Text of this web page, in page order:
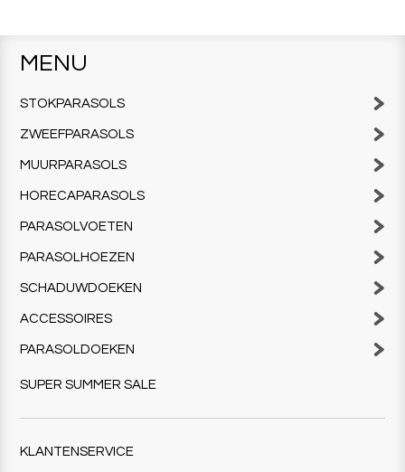
MENU
STOKPARASOLS
ZWEEFPARASOLS
MUURPARASOLS
HORECAPARASOLS
PARASOLVOETEN
PARASOLHOEZEN
SCHADUWDOEKEN
ACCESSOIRES
PARASOLDOEKEN
SUPER SUMMER SALE
KLANTENSERVICE